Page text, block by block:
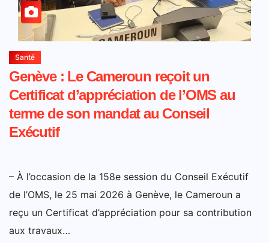
Santé
Genève : Le Cameroun reçoit un
Certificat d’appréciation de l’OMS au
terme de son mandat au Conseil
Exécutif
– À l’occasion de la 158e session du Conseil Exécutif
de l’OMS, le 25 mai 2026 à Genève, le Cameroun a
reçu un Certificat d’appréciation pour sa contribution
aux travaux…